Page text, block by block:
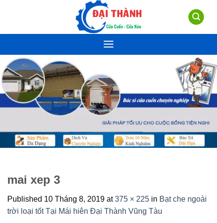
mai xep 3
Published 10 Tháng 8, 2019 at375 × 225 in Bạt che ngoài
trời loại tốt Tại Mái hiên Đại Thành Vũng Tàu